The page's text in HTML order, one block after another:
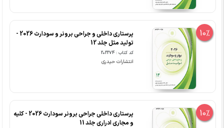
10%
پرستاری داخلی و جراحی برونر و سودارث 2026 -
تولید مثل جلد 12
کد کتاب : 202274
انتشارات حیدری
10%
پرستاری داخلی جراحی برونر سودارث 2026 - کلیه
و مجاری ادراری جلد 11